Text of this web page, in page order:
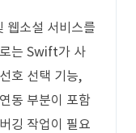
웹소설 서비스를
는 Swift가 사
호 선택 기능,
동 부분이 포함
깅 작업이 필요